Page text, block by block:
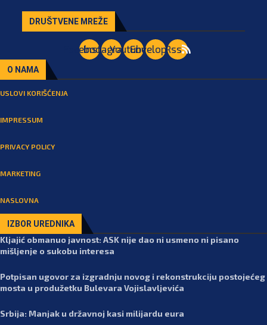
DRUŠTVENE MREŽE
Facebook
Instagram
YoutubeEnvelopeRss
O NAMA
USLOVI KORIŠĆENJA
IMPRESSUM
PRIVACY POLICY
MARKETING
NASLOVNA
IZBOR UREDNIKA
Kljajić obmanuo javnost: ASK nije dao ni usmeno ni pisano
mišljenje o sukobu interesa
Potpisan ugovor za izgradnju novog i rekonstrukciju postojećeg
mosta u produžetku Bulevara Vojislavljevića
Srbija: Manjak u državnoj kasi milijardu eura